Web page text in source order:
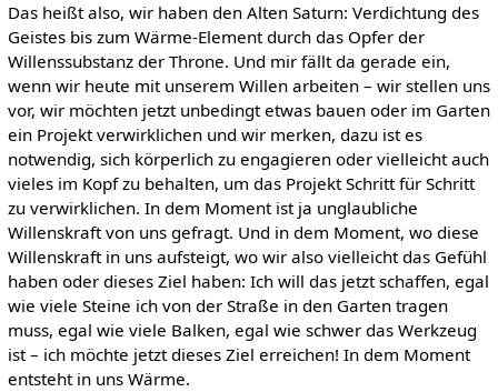
Das heißt also, wir haben den Alten Saturn: Verdichtung des
Geistes bis zum Wärme-Element durch das Opfer der
Willenssubstanz der Throne. Und mir fällt da gerade ein,
wenn wir heute mit unserem Willen arbeiten – wir stellen uns
vor, wir möchten jetzt unbedingt etwas bauen oder im Garten
ein Projekt verwirklichen und wir merken, dazu ist es
notwendig, sich körperlich zu engagieren oder vielleicht auch
vieles im Kopf zu behalten, um das Projekt Schritt für Schritt
zu verwirklichen. In dem Moment ist ja unglaubliche
Willenskraft von uns gefragt. Und in dem Moment, wo diese
Willenskraft in uns aufsteigt, wo wir also vielleicht das Gefühl
haben oder dieses Ziel haben: Ich will das jetzt schaffen, egal
wie viele Steine ich von der Straße in den Garten tragen
muss, egal wie viele Balken, egal wie schwer das Werkzeug
ist – ich möchte jetzt dieses Ziel erreichen! In dem Moment
entsteht in uns Wärme.